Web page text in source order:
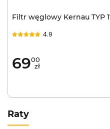
Filtr węglowy Kernau TYP
4.9
6900
zł
Raty